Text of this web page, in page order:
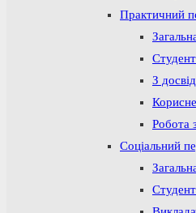
Практичний
З
Робота
Соціальний